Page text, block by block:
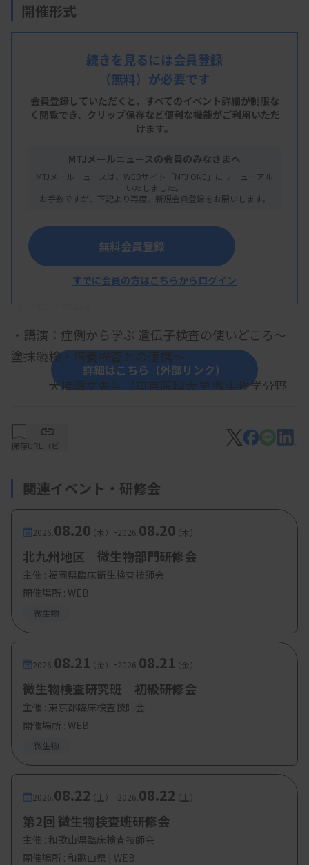
開催形式
現地開催＋LIVE配信
鹿児島県医師会館中ホール２
主 催
概 要
【プログラム】
・講演：症例から学ぶ 遺伝子検査の使いどころ～
塗抹鏡検・培養検査との連携～
大楠清文先生（東京医科大学 微生物学分野
・定 員：現地 20名、web 100名
詳細はこちら（外部リンク）
続きを見るには会員登録
（無料）が必要です
会員登録していただくと、すべてのイベント詳細が制限な
く閲覧でき、 クリップ保存など便利な機能がご利用いただ
けます。
MTJメールニュースの会員のみなさまへ
MTJメールニュースは、WEBサイト「MTJ ONE」にリニューアル
いたしました。
お手数ですが、下記より再度、新規会員登録をお願いします。
無料会員登録
すでに会員の方はこちらからログイン
保存URLコピー
関連イベント・研修会
2026. 08.20（木） -2026. 08.20（木）
北九州地区 微生物部門研修会
主催 : 福岡県臨床衛生検査技師会
開催場所 : WEB
微生物
2026. 08.21（金） -2026. 08.21（金）
微生物検査研究班 初級研修会
主催 : 東京都臨床検査技師会
開催場所 : WEB
微生物
2026. 08.22（土） -2026. 08.22（土）
第2回 微生物検査班研修会
主催 : 和歌山県臨床検査技師会
開催場所 : 和歌山県 | WEB